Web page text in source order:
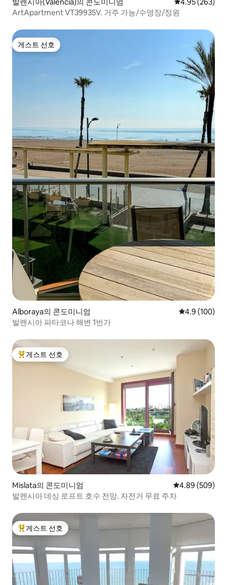
발렌시아(Valencia)의 콘도미니엄 평점 4.95점(5
4.95 (263)
ArtApartment VT39935V. 거주 가능/수영장/정원
게스트 선호
게스트 선호
Alboraya의 콘도미니엄 평점 4.9점(5
4.9 (100)
발렌시아 파타코나 해변 1번가
상위 게스트 선호
게스트 선호
Mislata의 콘도미니엄 평점 4.89점(5
4.89 (509)
발렌시아 데싱 로프트 호수 전망. 자전거 무료 주차
상위 게스트 선호
게스트 선호